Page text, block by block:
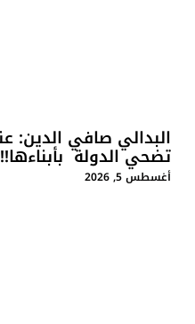
البدالي صافي الدين:
تضحي الدولة
أغسطس 5, 2026